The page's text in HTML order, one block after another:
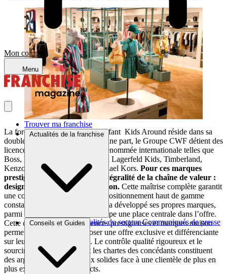
Mon compte
Menu
Trouver ma franchise
Actualités de la franchise
Brèves et actus Actualités du secteur Communiqués de presse
Conseils et Guides
La force de la franchise mode enfant Kids Around réside dans sa
double stratégie de marques. D’une part, le Groupe CWF détient des
licences pour des enseignes de renommée internationale telles que
Boss, DKNY, Marc Jacobs, Karl Lagerfeld Kids, Timberland,
Kenzo, Zadig & Voltaire et Michael Kors. Pour ces marques
prestigieuses, CWF assure l’intégralité de la chaîne de valeur :
design, fabrication et distribution. Cette maîtrise complète garantit
une cohérence qualitative et un positionnement haut de gamme
constant. D’autre part, le groupe a développé ses propres marques,
parmi lesquelles Billieblush occupe une place centrale dans l’offre.
Cette combinaison entre licences prestigieuses et marques maison
permet aux affiliés de proposer une offre exclusive et différenciante
sur leur zone de chalandise. Le contrôle qualité rigoureux et le
sourcing éthique respectant les chartes des concédants constituent
des arguments commerciaux solides face à une clientèle de plus en
plus exigeante sur ces aspects.